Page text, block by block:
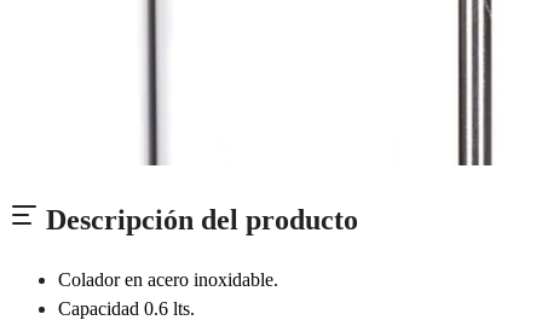
Descripción del producto
Colador en acero inoxidable.
Capacidad 0.6 lts.